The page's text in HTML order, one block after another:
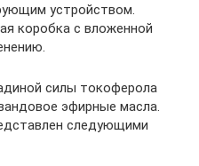
устройством.
коробка с вложенной
силы токоферола
эфирные масла.
следующими